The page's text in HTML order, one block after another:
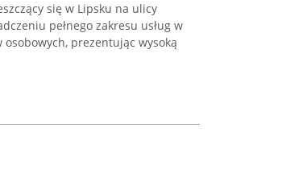
się w Lipsku na ulicy
pełnego zakresu usług w
prezentując wysoką